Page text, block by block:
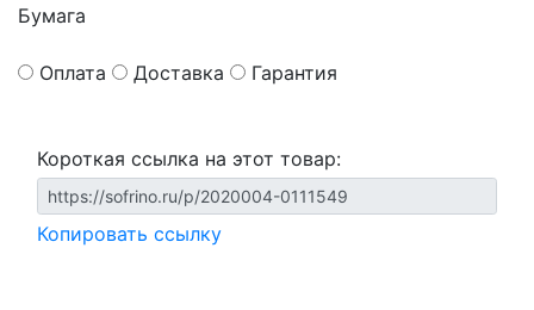
Бумага
Оплата Доставка Гарантия
Короткая ссылка на этот товар:
Копировать ссылку